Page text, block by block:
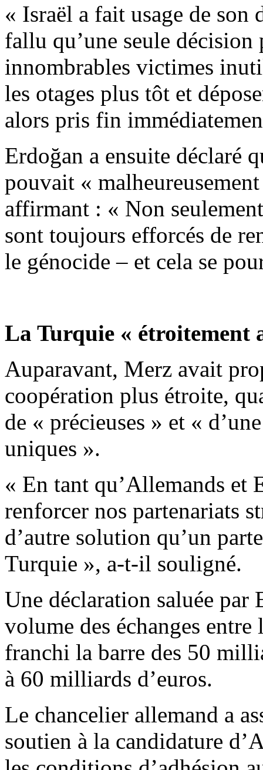
« Israël a fait usage de son
fallu qu’une seule
innombrables victimes
les otages plus tôt et
alors pris fin
Erdoğan a ensuite déclaré
pouvait «
affirmant : « Non
sont toujours efforcés de
le génocide – et cela se
La Turquie « étroitement
Auparavant, Merz avait
coopération plus étroite,
de « précieuses » et «
uniques ».
« En tant qu’Allemands et
renforcer nos partenariats
d’autre solution qu’un
Turquie », a-t-il souligné.
Une déclaration saluée par
volume des échanges
franchi la barre des 50
à 60 milliards d’euros.
Le chancelier allemand a
soutien à la candidature